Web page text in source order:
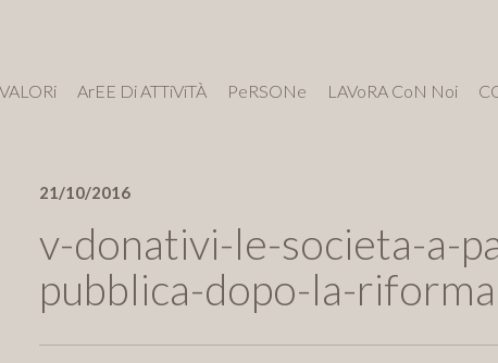
VALORi ArEE Di ATTiViTÀ PeRSONe LAVoRA CoN Noi
21/10/2016
v-donativi-le-societa-a-
pubblica-dopo-la-